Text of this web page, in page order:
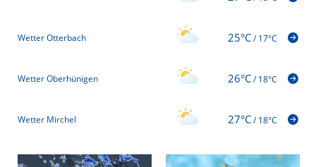
Wetter Otterbach 25°C/17°C
Wetter Oberhünigen 26°C/18°C
Wetter Mirchel 27°C/18°C